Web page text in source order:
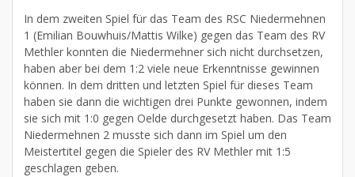
In dem zweiten Spiel für das Team des RSC Niedermehnen
1 (Emilian Bouwhuis/Mattis Wilke) gegen das Team des RV
Methler konnten die Niedermehner sich nicht durchsetzen,
haben aber bei dem 1:2 viele neue Erkenntnisse gewinnen
können. In dem dritten und letzten Spiel für dieses Team
haben sie dann die wichtigen drei Punkte gewonnen, indem
sie sich mit 1:0 gegen Oelde durchgesetzt haben. Das Team
Niedermehnen 2 musste sich dann im Spiel um den
Meistertitel gegen die Spieler des RV Methler mit 1:5
geschlagen geben.